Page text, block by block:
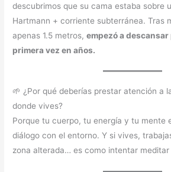
descubrimos que su cama estaba sobre
Hartmann + corriente subterránea. Tras
apenas 1.5 metros,empezó a
primera vez en años.
🌱 ¿Por qué deberías prestar atención a
donde vives?
Porque tu cuerpo, tu energía y tu mente
diálogo con el entorno. Y si vives,
zona alterada… es como intentar